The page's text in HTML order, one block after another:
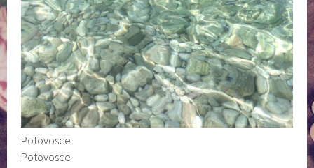
Potovosce
Potovosce